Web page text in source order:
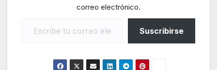
correo electrónico.
Suscribirse